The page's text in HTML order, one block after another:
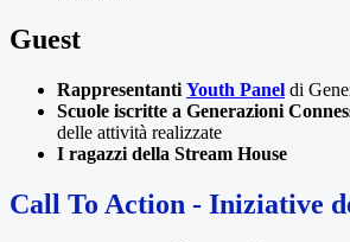
Guest
Rappresentanti Youth Panel di
Scuole iscritte a Generazioni
delle attività realizzate
I ragazzi della Stream House
Call To Action - Iniziative